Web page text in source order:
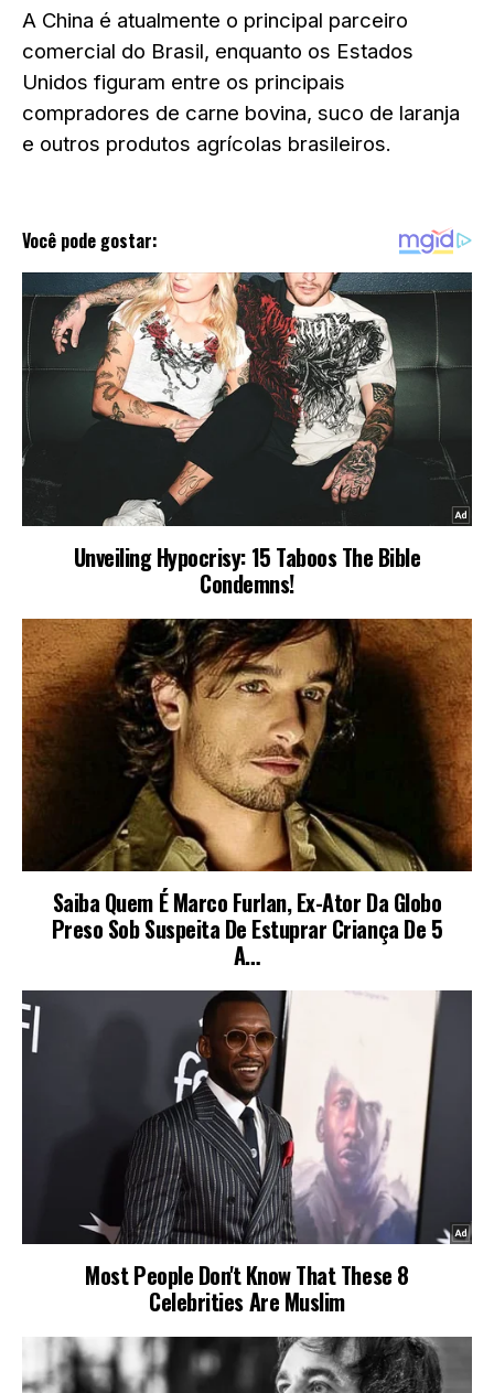
A China é atualmente o principal parceiro
comercial do Brasil, enquanto os Estados
Unidos figuram entre os principais
compradores de carne bovina, suco de laranja
e outros produtos agrícolas brasileiros.